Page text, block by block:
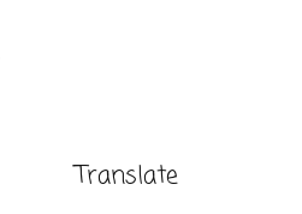
Translate